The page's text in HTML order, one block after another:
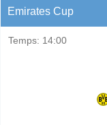
Emirates Cup
Temps: 14:00